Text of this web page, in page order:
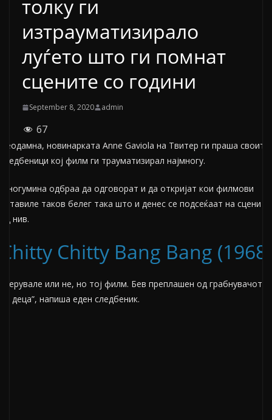
толку ги
изтрауматизирало
луѓето што ги помнат
сцените со години
September 8, 2020 admin
67
Неодамна, новинарката Anne Gaviola на Твитер ги праша своите
следбеници кој филм ги трауматизирал најмногу.
Многумина одбраа да одговорат и да откријат кои филмови
оставиле таков белег така што и денес се подсеќаат на сцени
од нив.
Chitty Chitty Bang Bang (1968)
“Верувале или не, но тој филм. Бев преплашен од грабнувачот
на деца”, напиша еден следбеник.